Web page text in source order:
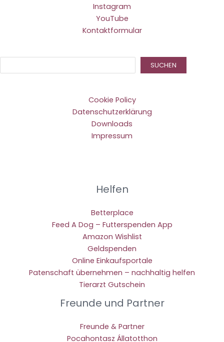
Instagram
YouTube
Kontaktformular
SUCHEN
Cookie Policy
Datenschutzerklärung
Downloads
Impressum
Helfen
Betterplace
Feed A Dog – Futterspenden App
Amazon Wishlist
Geldspenden
Online Einkaufsportale
Patenschaft übernehmen – nachhaltig helfen
Tierarzt Gutschein
Freunde und Partner
Freunde & Partner
Pocahontasz Állatotthon